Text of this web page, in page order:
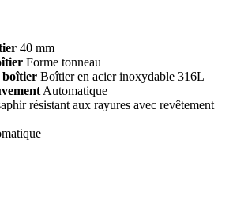
40 mm
Forme tonneau
Boîtier en acier inoxydable 316L
Automatique
résistant aux rayures avec revêtement